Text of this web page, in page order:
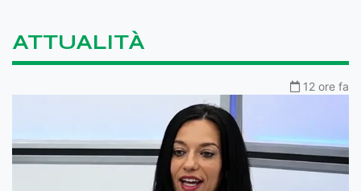
ATTUALITÀ
12 ore fa